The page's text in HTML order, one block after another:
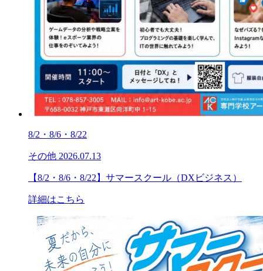
8/2・8/6・8/22
その他 2026.07.13
【8/2・8/6・8/22】サマースクール（DXビジネス）
詳細はこちら